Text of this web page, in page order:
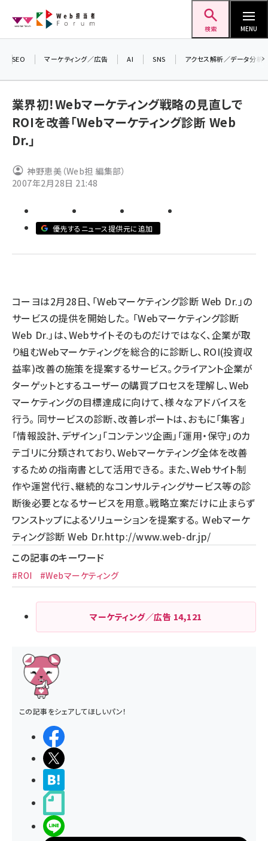
ン
検索 MENU
youtube (2439)
セミナー (2308)
SEO マーケティング／広告 AI SNS アクセス解析／データ分析
業界初！Webマーケティング戦略の見直しで
ROIを改善「Webマーケティング診断 Web
Dr.」
神野恵美（Web担 編集部）
2007年2月28日 21:48
優先するニュース提供元に追加
コーヨは2月28日、「Webマーケティング診断 Web Dr.」の
サービスの提供を開始した。 「Webマーケティング診断
Web Dr.」は、Webサイトそのものだけではなく、企業が取
り組むWebマーケティングを総合的に診断し、ROI(投資収
益率)改善の施策を提案するサービス。クライアント企業が
ターゲットとするユーザーの購買プロセスを理解し、Web
マーケティングの目標達成に向けて、様々なアドバイスを
行う。 同サービスの診断、改善レポートは、おもに「集客」
「情報設計、デザイン」「コンテンツ企画」「運用・保守」のカ
テゴリに分類されており、Webマーケティング全体を改善
するための指南書として活用できる。 また、Webサイト制
作や運営代行、継続的なコンサルティングサービス等の診
断後必要となるサービスを用意。戦略立案だけに止まらず
ワンストップによるソリューションを提案する。 Webマーケ
ティング診断 Web Dr.http://www.web-dr.jp/
この記事のキーワード
#ROI #Webマーケティング
マーケティング／広告 14,121
この記事をシェアしてほしいパン！